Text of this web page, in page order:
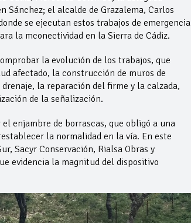
el alcalde de Grazalema, Carlos
se ejecutan estos trabajos de emergencia
la mconectividad en la Sierra de Cádiz.
la evolución de los trabajos, que
afectado, la construcción de muros de
la reparación del firme y la calzada,
de la señalización.
enjambre de borrascas, que obligó a una
la normalidad en la vía. En este
Sacyr Conservación, Rialsa Obras y
evidencia la magnitud del dispositivo